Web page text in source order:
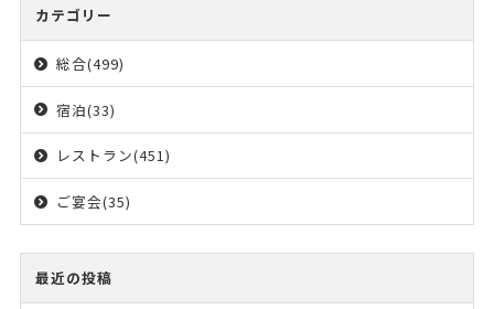
カテゴリー
総合(499)
宿泊(33)
レストラン(451)
ご宴会(35)
最近の投稿